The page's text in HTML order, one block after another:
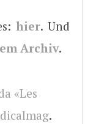
hier. Und
Archiv.
«Les
.